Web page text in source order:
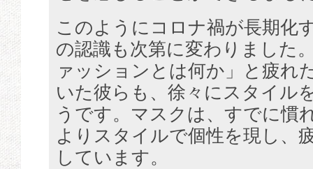
このようにコロナ禍が長期化
の認識も次第に変わりました
ァッションとは何か」と疲れ
いた彼らも、徐々にスタイル
うです。マスクは、すでに慣
よりスタイルで個性を現し、
しています。